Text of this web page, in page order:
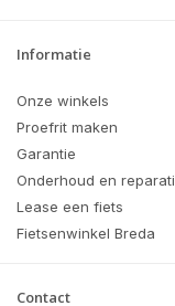
Informatie
Onze winkels
Proefrit maken
Garantie
Onderhoud en
Lease een fiets
Fietsenwinkel Breda
Contact